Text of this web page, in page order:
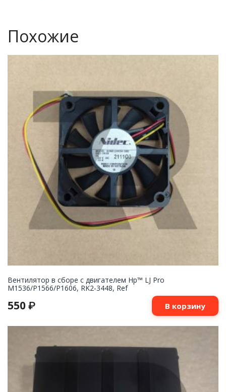
Похожие
Вентилятор в сборе с двигателем Hp™ LJ Pro
M1536/P1566/P1606, RK2-3448, Ref
550 ₽ В корзину